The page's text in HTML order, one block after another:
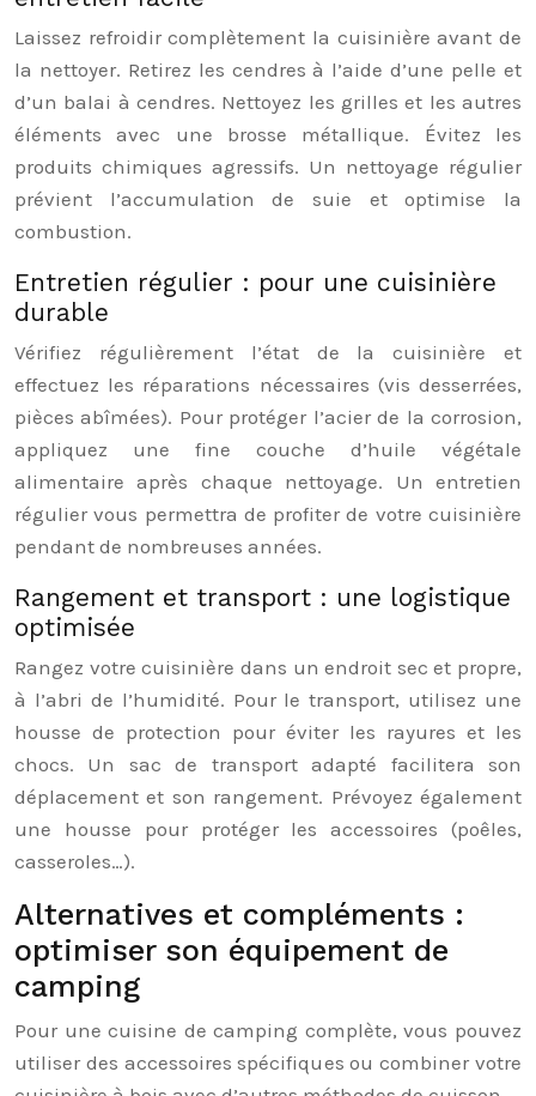
Laissez refroidir complètement la cuisinière avant de
la nettoyer. Retirez les cendres à l’aide d’une pelle et
d’un balai à cendres. Nettoyez les grilles et les autres
éléments avec une brosse métallique. Évitez les
produits chimiques agressifs. Un nettoyage régulier
prévient l’accumulation de suie et optimise la
combustion.
Entretien régulier : pour une cuisinière
durable
Vérifiez régulièrement l’état de la cuisinière et
effectuez les réparations nécessaires (vis desserrées,
pièces abîmées). Pour protéger l’acier de la corrosion,
appliquez une fine couche d’huile végétale
alimentaire après chaque nettoyage. Un entretien
régulier vous permettra de profiter de votre cuisinière
pendant de nombreuses années.
Rangement et transport : une logistique
optimisée
Rangez votre cuisinière dans un endroit sec et propre,
à l’abri de l’humidité. Pour le transport, utilisez une
housse de protection pour éviter les rayures et les
chocs. Un sac de transport adapté facilitera son
déplacement et son rangement. Prévoyez également
une housse pour protéger les accessoires (poêles,
casseroles…).
Alternatives et compléments :
optimiser son équipement de
camping
Pour une cuisine de camping complète, vous pouvez
utiliser des accessoires spécifiques ou combiner votre